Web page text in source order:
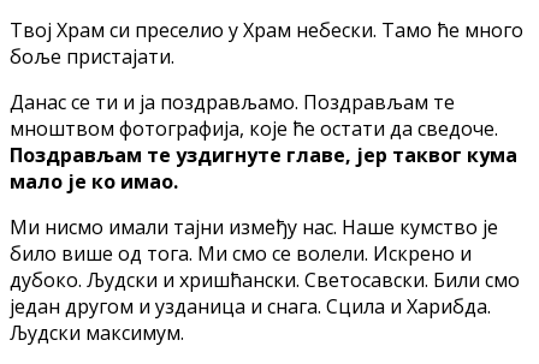
Твој Храм си преселио у Храм небески. Тамо ће много
боље пристајати.
Данас се ти и ја поздрављамо. Поздрављам те
мноштвом фотографија, које ће остати да сведоче.
Поздрављам те уздигнуте главе, јер таквог кума
мало је ко имао.
Ми нисмо имали тајни између нас. Наше кумство је
било више од тога. Ми смо се волели. Искрено и
дубоко. Људски и хришћански. Светосавски. Били смо
један другом и узданица и снага. Сцила и Харибда.
Људски максимум.